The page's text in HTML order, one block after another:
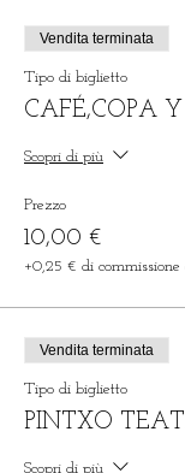
Vendita terminata
Tipo di biglietto
CAFÉ,COPA
Scopri di più
Prezzo
10,00 €
+0,25 € di
Vendita terminata
Tipo di biglietto
PINTXO
Scopri di più